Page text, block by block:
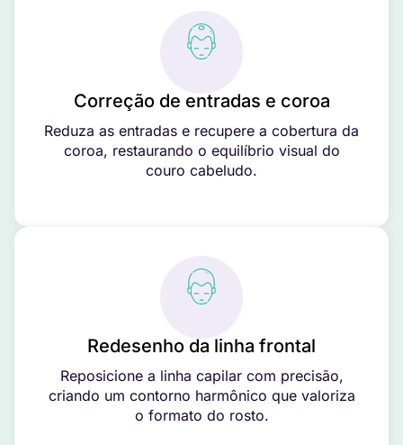
Correção de entradas e coroa
Reduza as entradas e recupere a cobertura da
coroa, restaurando o equilíbrio visual do
couro cabeludo.
Redesenho da linha frontal
Reposicione a linha capilar com precisão,
criando um contorno harmônico que valoriza
o formato do rosto.